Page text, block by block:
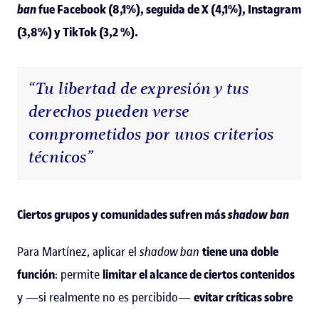
banfue Facebook (8,1%), seguida de X (4,1%), Instagram
(3,8%) y TikTok (3,2 %).
“Tu libertad de expresión y tus
derechos pueden verse
comprometidos por unos criterios
técnicos”
Ciertos grupos y comunidades sufren másshadow ban
Para Martínez, aplicar el shadow ban tiene una doble
función: permite limitar el alcance de ciertos contenidos
y —si realmente no es percibido—evitar críticas sobre